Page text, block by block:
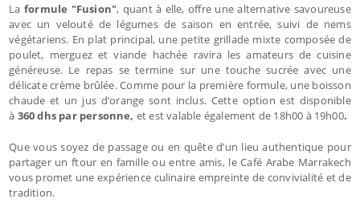
La formule "Fusion", quant à elle, offre une alternative savoureuse
avec un velouté de légumes de saison en entrée, suivi de nems
végétariens. En plat principal, une petite grillade mixte composée de
poulet, merguez et viande hachée ravira les amateurs de cuisine
généreuse. Le repas se termine sur une touche sucrée avec une
délicate crème brûlée. Comme pour la première formule, une boisson
chaude et un jus d’orange sont inclus. Cette option est disponible
à 360 dhs par personne, et est valable également de 18h00 à 19h00.
Que vous soyez de passage ou en quête d’un lieu authentique pour
partager un ftour en famille ou entre amis, le Café Arabe Marrakech
vous promet une expérience culinaire empreinte de convivialité et de
tradition.